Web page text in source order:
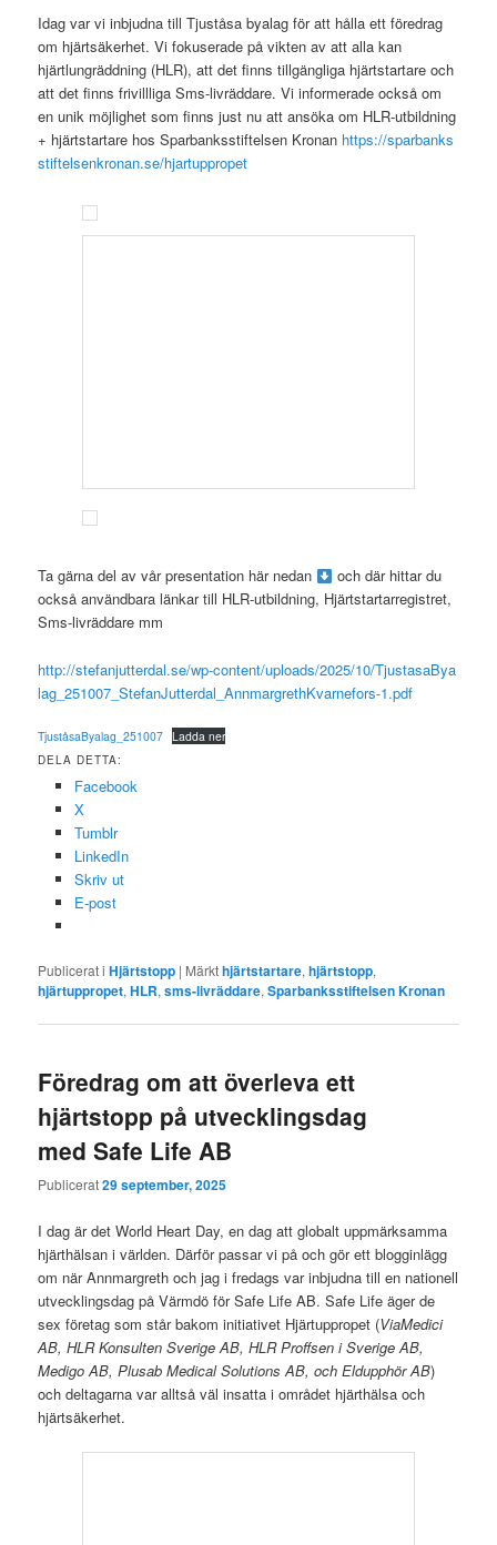
Idag var vi inbjudna till Tjuståsa byalag för att hålla ett föredrag
om hjärtsäkerhet. Vi fokuserade på vikten av att alla kan
hjärtlungräddning (HLR), att det finns tillgängliga hjärtstartare och
att det finns frivillliga Sms-livräddare. Vi informerade också om
en unik möjlighet som finns just nu att ansöka om HLR-utbildning
+ hjärtstartare hos Sparbanksstiftelsen Kronan https://sparbanks
stiftelsenkronan.se/hjartuppropet
Ta gärna del av vår presentation här nedan
och där hittar du
också användbara länkar till HLR-utbildning, Hjärtstartarregistret,
Sms-livräddare mm
http://stefanjutterdal.se/wp-content/uploads/2025/10/TjustasaBya
lag_251007_StefanJutterdal_AnnmargrethKvarnefors-1.pdf
TjuståsaByalag_251007 Ladda ner
DELA DETTA:
Facebook
X
Tumblr
LinkedIn
Skriv ut
E-post
Publicerat i Hjärtstopp | Märkthjärtstartare,hjärtstopp,
hjärtuppropet,HLR,sms-livräddare,Sparbanksstiftelsen Kronan
Föredrag om att överleva ett
hjärtstopp på utvecklingsdag
med Safe Life AB
Publicerat29 september, 2025
I dag är det World Heart Day, en dag att globalt uppmärksamma
hjärthälsan i världen. Därför passar vi på och gör ett blogginlägg
om när Annmargreth och jag i fredags var inbjudna till en nationell
utvecklingsdag på Värmdö för Safe Life AB. Safe Life äger de
sex företag som står bakom initiativet Hjärtuppropet (ViaMedici
AB, HLR Konsulten Sverige AB, HLR Proffsen i Sverige AB,
Medigo AB, Plusab Medical Solutions AB, och Eldupphör AB)
och deltagarna var alltså väl insatta i området hjärthälsa och
hjärtsäkerhet.